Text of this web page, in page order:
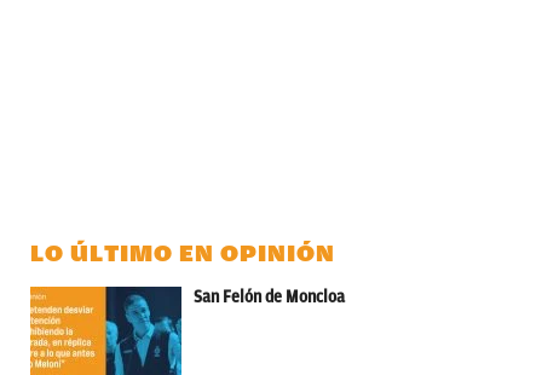
LO ÚLTIMO EN OPINIÓN
San Felón de Moncloa